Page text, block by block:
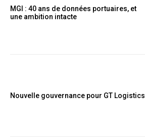
MGI : 40 ans de données portuaires, et
une ambition intacte
Nouvelle gouvernance pour GT Logistics